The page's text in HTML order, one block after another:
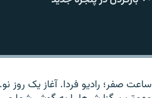
ساعت صفر؛ رادیو فردا. آغاز یک روز